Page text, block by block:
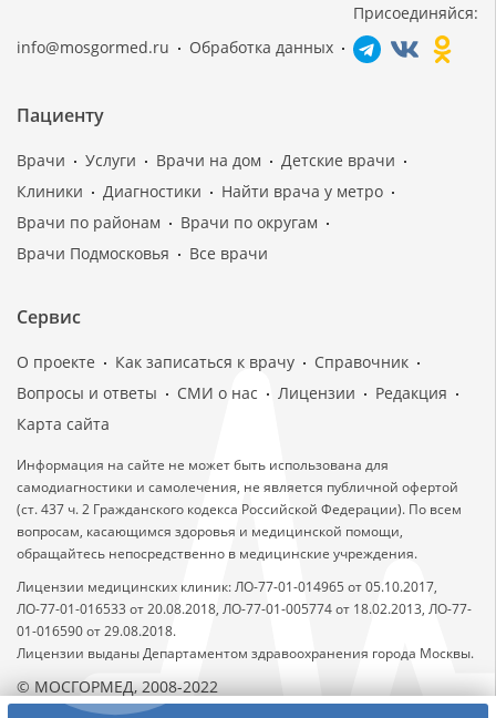
info@mosgormed.ru Обработка данных
Присоединяйся:
Пациенту
Врачи Услуги Врачи на дом
Детские врачи
Клиники
Диагностики
Найти врача у метро
Врачи по районам
Врачи по округам
Врачи Подмосковья
Все врачи
Сервис
О проекте Как записаться к врачу
Справочник
Вопросы и ответы
СМИ о нас Лицензии
Редакция
Карта сайта
Информация на сайте не может быть использована для
самодиагностики и самолечения, не является публичной офертой
(ст. 437 ч. 2 Гражданского кодекса Российской Федерации). По всем
вопросам, касающимся здоровья и медицинской помощи,
обращайтесь непосредственно в медицинские учреждения.
Лицензии медицинских клиник: ЛО-77-01-014965 от 05.10.2017,
ЛО-77-01-016533 от 20.08.2018, ЛО-77-01-005774 от 18.02.2013, ЛО-77-
01-016590 от 29.08.2018.
Лицензии выданы Департаментом здравоохранения города Москвы.
© МОСГОРМЕД, 2008-2022